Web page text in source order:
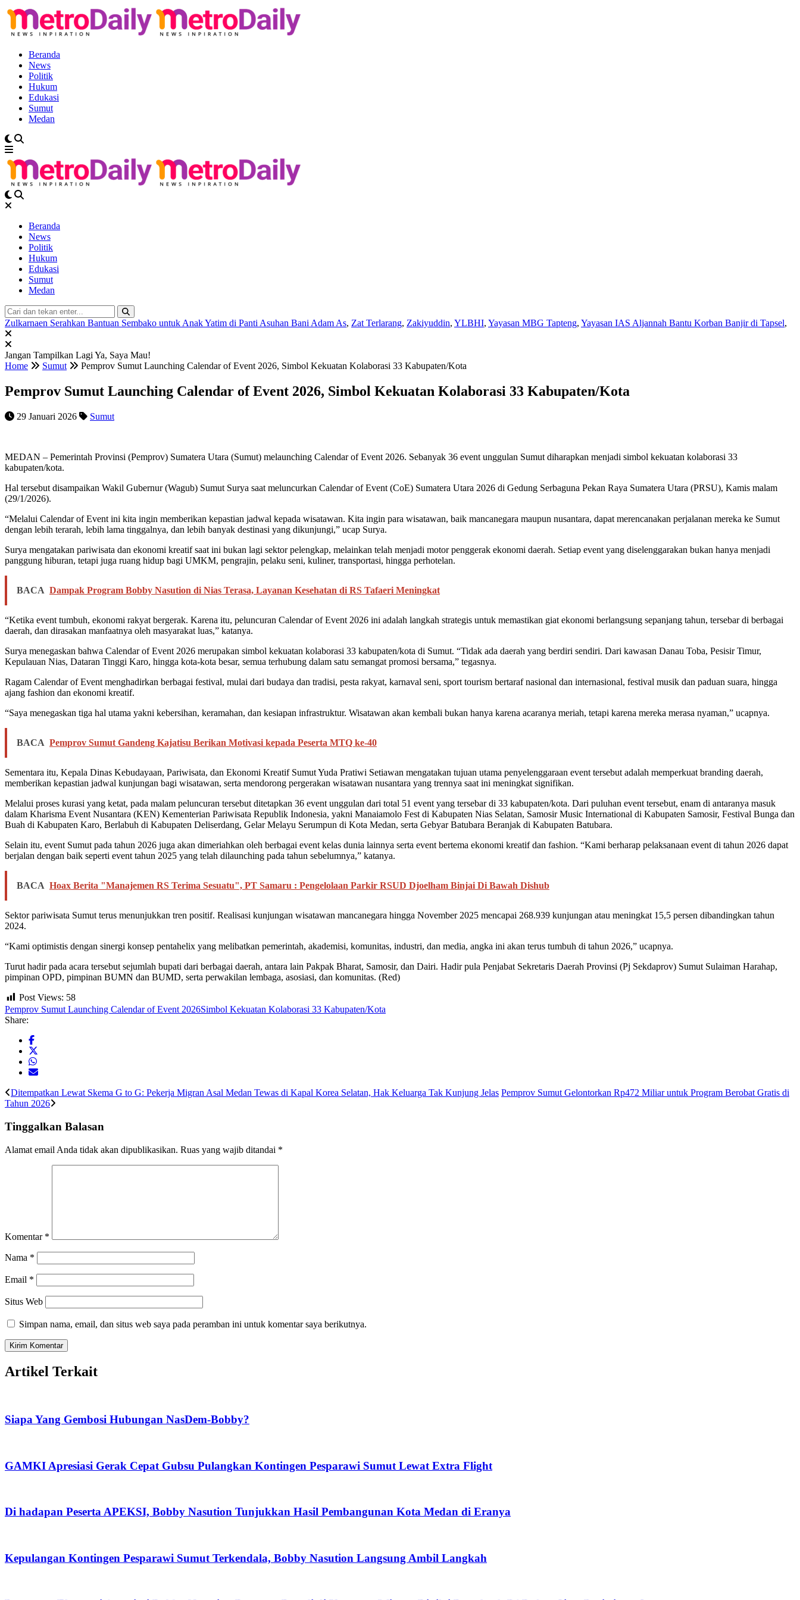
Beranda
News
Politik
Hukum
Edukasi
Sumut
Medan
Beranda
News
Politik
Hukum
Edukasi
Sumut
Medan
Zulkarnaen Serahkan Bantuan Sembako untuk Anak Yatim di Panti Asuhan Bani Adam As, Zat Terlarang, Zakiyuddin, YLBHI, Yayasan MBG Tapteng, Yayasan IAS Aljannah Bantu Korban Banjir di Tapsel,
Jangan Tampilkan Lagi Ya, Saya Mau!
Home
Sumut Pemprov Sumut Launching Calendar of Event 2026, Simbol Kekuatan Kolaborasi 33 Kabupaten/Kota
Pemprov Sumut Launching Calendar of Event 2026, Simbol Kekuatan Kolaborasi 33 Kabupaten/Kota
29 Januari 2026 Sumut
MEDAN – Pemerintah Provinsi (Pemprov) Sumatera Utara (Sumut) melaunching Calendar of Event 2026. Sebanyak 36 event unggulan Sumut diharapkan menjadi simbol kekuatan kolaborasi 33
kabupaten/kota.
Hal tersebut disampaikan Wakil Gubernur (Wagub) Sumut Surya saat meluncurkan Calendar of Event (CoE) Sumatera Utara 2026 di Gedung Serbaguna Pekan Raya Sumatera Utara (PRSU), Kamis malam
(29/1/2026).
“Melalui Calendar of Event ini kita ingin memberikan kepastian jadwal kepada wisatawan. Kita ingin para wisatawan, baik mancanegara maupun nusantara, dapat merencanakan perjalanan mereka ke Sumut
dengan lebih terarah, lebih lama tinggalnya, dan lebih banyak destinasi yang dikunjungi,” ucap Surya.
Surya mengatakan pariwisata dan ekonomi kreatif saat ini bukan lagi sektor pelengkap, melainkan telah menjadi motor penggerak ekonomi daerah. Setiap event yang diselenggarakan bukan hanya menjadi
panggung hiburan, tetapi juga ruang hidup bagi UMKM, pengrajin, pelaku seni, kuliner, transportasi, hingga perhotelan.
BACA Dampak Program Bobby Nasution di Nias Terasa, Layanan Kesehatan di RS Tafaeri Meningkat
“Ketika event tumbuh, ekonomi rakyat bergerak. Karena itu, peluncuran Calendar of Event 2026 ini adalah langkah strategis untuk memastikan giat ekonomi berlangsung sepanjang tahun, tersebar di berbagai
daerah, dan dirasakan manfaatnya oleh masyarakat luas,” katanya.
Surya menegaskan bahwa Calendar of Event 2026 merupakan simbol kekuatan kolaborasi 33 kabupaten/kota di Sumut. “Tidak ada daerah yang berdiri sendiri. Dari kawasan Danau Toba, Pesisir Timur,
Kepulauan Nias, Dataran Tinggi Karo, hingga kota-kota besar, semua terhubung dalam satu semangat promosi bersama,” tegasnya.
Ragam Calendar of Event menghadirkan berbagai festival, mulai dari budaya dan tradisi, pesta rakyat, karnaval seni, sport tourism bertaraf nasional dan internasional, festival musik dan paduan suara, hingga
ajang fashion dan ekonomi kreatif.
“Saya menegaskan tiga hal utama yakni kebersihan, keramahan, dan kesiapan infrastruktur. Wisatawan akan kembali bukan hanya karena acaranya meriah, tetapi karena mereka merasa nyaman,” ucapnya.
BACA Pemprov Sumut Gandeng Kajatisu Berikan Motivasi kepada Peserta MTQ ke-40
Sementara itu, Kepala Dinas Kebudayaan, Pariwisata, dan Ekonomi Kreatif Sumut Yuda Pratiwi Setiawan mengatakan tujuan utama penyelenggaraan event tersebut adalah memperkuat branding daerah,
memberikan kepastian jadwal kunjungan bagi wisatawan, serta mendorong pergerakan wisatawan nusantara yang trennya saat ini meningkat signifikan.
Melalui proses kurasi yang ketat, pada malam peluncuran tersebut ditetapkan 36 event unggulan dari total 51 event yang tersebar di 33 kabupaten/kota. Dari puluhan event tersebut, enam di antaranya masuk
dalam Kharisma Event Nusantara (KEN) Kementerian Pariwisata Republik Indonesia, yakni Manaiamolo Fest di Kabupaten Nias Selatan, Samosir Music International di Kabupaten Samosir, Festival Bunga dan
Buah di Kabupaten Karo, Berlabuh di Kabupaten Deliserdang, Gelar Melayu Serumpun di Kota Medan, serta Gebyar Batubara Beranjak di Kabupaten Batubara.
Selain itu, event Sumut pada tahun 2026 juga akan dimeriahkan oleh berbagai event kelas dunia lainnya serta event bertema ekonomi kreatif dan fashion. “Kami berharap pelaksanaan event di tahun 2026 dapat
berjalan dengan baik seperti event tahun 2025 yang telah dilaunching pada tahun sebelumnya,” katanya.
BACA Hoax Berita "Manajemen RS Terima Sesuatu", PT Samaru : Pengelolaan Parkir RSUD Djoelham Binjai Di Bawah Dishub
Sektor pariwisata Sumut terus menunjukkan tren positif. Realisasi kunjungan wisatawan mancanegara hingga November 2025 mencapai 268.939 kunjungan atau meningkat 15,5 persen dibandingkan tahun
2024.
“Kami optimistis dengan sinergi konsep pentahelix yang melibatkan pemerintah, akademisi, komunitas, industri, dan media, angka ini akan terus tumbuh di tahun 2026,” ucapnya.
Turut hadir pada acara tersebut sejumlah bupati dari berbagai daerah, antara lain Pakpak Bharat, Samosir, dan Dairi. Hadir pula Penjabat Sekretaris Daerah Provinsi (Pj Sekdaprov) Sumut Sulaiman Harahap,
pimpinan OPD, pimpinan BUMN dan BUMD, serta perwakilan lembaga, asosiasi, dan komunitas. (Red)
Post Views: 58
Pemprov Sumut Launching Calendar of Event 2026Simbol Kekuatan Kolaborasi 33 Kabupaten/Kota
Share:
Ditempatkan Lewat Skema G to G: Pekerja Migran Asal Medan Tewas di Kapal Korea Selatan, Hak Keluarga Tak Kunjung Jelas Pemprov Sumut Gelontorkan Rp472 Miliar untuk Program Berobat Gratis di
Tahun 2026
Tinggalkan Balasan
Alamat email Anda tidak akan dipublikasikan. Ruas yang wajib ditandai *
Komentar *
Nama *
Email *
Situs Web
Simpan nama, email, dan situs web saya pada peramban ini untuk komentar saya berikutnya.
Artikel Terkait
Siapa Yang Gembosi Hubungan NasDem-Bobby?
GAMKI Apresiasi Gerak Cepat Gubsu Pulangkan Kontingen Pesparawi Sumut Lewat Extra Flight
Di hadapan Peserta APEKSI, Bobby Nasution Tunjukkan Hasil Pembangunan Kota Medan di Eranya
Kepulangan Kontingen Pesparawi Sumut Terkendala, Bobby Nasution Langsung Ambil Langkah